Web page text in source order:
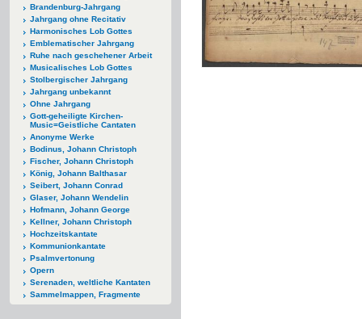
Brandenburg-Jahrgang
Jahrgang ohne Recitativ
Harmonisches Lob Gottes
Emblematischer Jahrgang
Ruhe nach geschehener Arbeit
Musicalisches Lob Gottes
Stolbergischer Jahrgang
Jahrgang unbekannt
Ohne Jahrgang
Gott-geheiligte Kirchen-
Music=Geistliche Cantaten
Anonyme Werke
Bodinus, Johann Christoph
Fischer, Johann Christoph
König, Johann Balthasar
Seibert, Johann Conrad
Glaser, Johann Wendelin
Hofmann, Johann George
Kellner, Johann Christoph
Hochzeitskantate
Kommunionkantate
Psalmvertonung
Opern
Serenaden, weltliche Kantaten
Sammelmappen, Fragmente